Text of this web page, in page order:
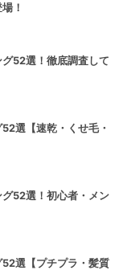
！
52選！徹底調査して
選【速乾・くせ毛・
52選！初心者・メン
選【プチプラ・髪質